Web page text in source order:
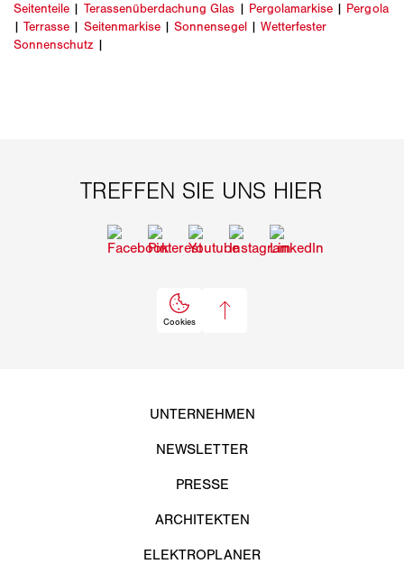
Seitenteile | Terassenüberdachung Glas | Pergolamarkise | Pergola
|Terrasse | Seitenmarkise |Sonnensegel| Wetterfester
Sonnenschutz|